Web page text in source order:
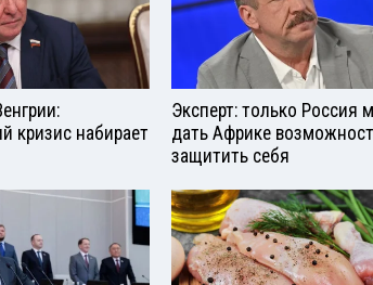
кризис набирает
Эксперт: только Россия
дать Африке
защитить себя